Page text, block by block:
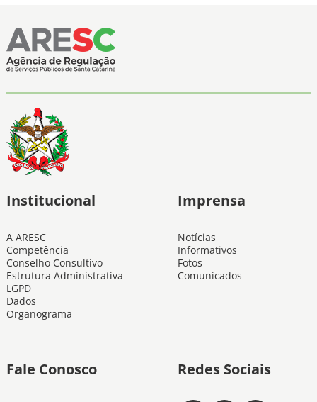
Institucional
A ARESC
Competência
Conselho Consultivo
Estrutura Administrativa
LGPD
Dados
Organograma
Imprensa
Notícias
Informativos
Fotos
Comunicados
Fale Conosco Redes Sociais